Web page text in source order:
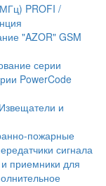
PROFI /
"AZOR" GSM
серии
PowerCode
Извещатели и
пожарные
сигнала
приемники для